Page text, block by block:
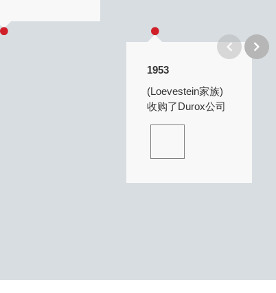
1953
(Loevestein家族)
收购了Durox公司